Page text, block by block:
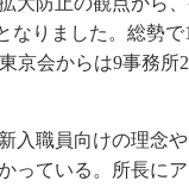
なりました。総勢
京会からは9事務所
入職員向けの理念
っている。所長に